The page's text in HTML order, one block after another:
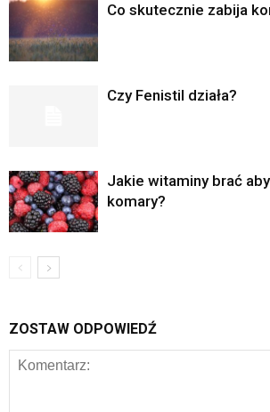
Co skutecznie zabija
Czy Fenistil działa?
Jakie witaminy brać
komary?
ZOSTAW ODPOWIEDŹ